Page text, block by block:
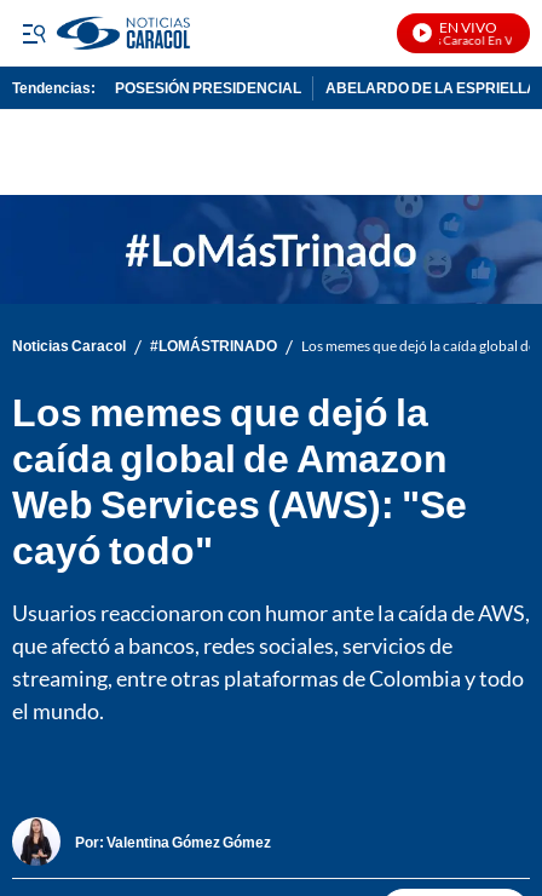
EN VIVO
Noticias Caracol En Vivo
Tendencias: POSESIÓN PRESIDENCIAL ABELARDO DE LA ESPRIELLA
Noticias Caracol / #LOMÁSTRINADO / Los memes que dejó la caída global
Los memes que dejó la
caída global de Amazon
Web Services (AWS): "Se
cayó todo"
Usuarios reaccionaron con humor ante la caída de AWS,
que afectó a bancos, redes sociales, servicios de
streaming, entre otras plataformas de Colombia y todo
el mundo.
Por: Valentina Gómez Gómez